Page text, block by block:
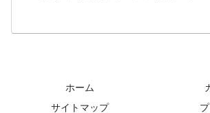
ホーム
サイトマップ